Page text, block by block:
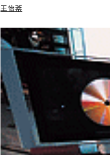
王怡棻
王怡棻